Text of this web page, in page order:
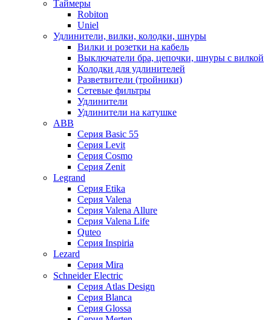
Таймеры
Robiton
Uniel
Удлинители, вилки, колодки, шнуры
Вилки и розетки на кабель
Выключатели бра, цепочки, шнуры с вилкой
Колодки для удлинителей
Разветвители (тройники)
Сетевые фильтры
Удлинители
Удлинители на катушке
ABB
Серия Basic 55
Серия Levit
Серия Cosmo
Серия Zenit
Legrand
Серия Etika
Серия Valena
Серия Valena Allure
Серия Valena Life
Quteo
Серия Inspiria
Lezard
Серия Mira
Schneider Electric
Серия Atlas Design
Серия Blanca
Серия Glossa